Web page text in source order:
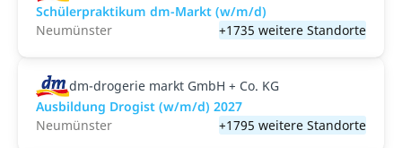
Schülerpraktikum dm-Markt (w/m/d)
Neumünster
+1735 weitere Standorte
dm-drogerie markt GmbH + Co. KG
Ausbildung Drogist (w/m/d) 2027
Neumünster
+1795 weitere Standorte